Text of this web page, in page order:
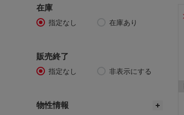
Fluorochem Ltd.
MATRIX SCIENTIFIC
1
1
在庫
指定なし 在庫あり
販売終了
指定なし 非表示にする
物性情報